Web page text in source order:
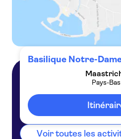
Basilique Notre-
Pays-Bas
Voir toutes les